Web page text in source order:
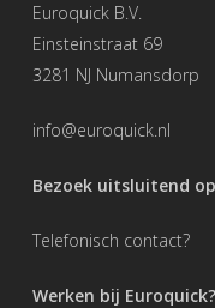
Euroquick B.V.
Einsteinstraat 69
3281 NJ Numansdorp
info@euroquick.nl
Bezoek uitsluitend
Telefonisch contact?
Werken bij Euroquick?